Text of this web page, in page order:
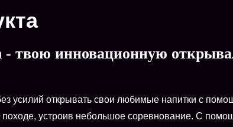
- твою инновационную
усилий открывать свои любимые напитки с
походе, устроив небольшое соревнование. С